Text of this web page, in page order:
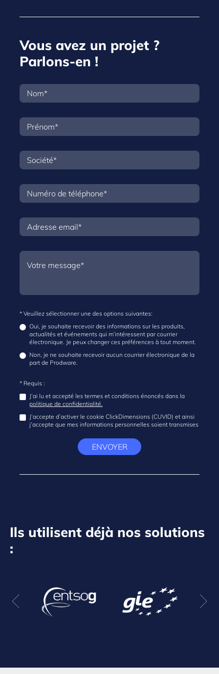
Vous avez un projet ?
Parlons-en !
* Veuillez sélectionner une des options suivantes:
Oui, je souhaite recevoir des informations sur les produits,
actualités et événements qui m’intéressent par courrier
électronique. Je peux changer ces préférences à tout moment.
Non, je ne souhaite recevoir aucun courrier électronique de la
part de Prodware.
* Requis :
J’ai lu et accepté les termes et conditions énoncés dans la
politique de confidentialité.
J’accepte d’activer le cookie ClickDimensions (CUVID) et ainsi
j’accepte que mes informations personnelles soient transmises
ENVOYER
Ils utilisent déjà nos solutions
: